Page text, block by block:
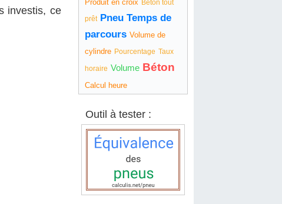
investis, ce
Produit en croix Béton tout
prêt Pneu Temps de
parcours Volume de
cylindre Pourcentage Taux
horaire Volume Béton
Calcul heure
Outil à tester :